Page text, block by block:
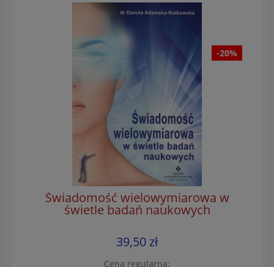
-20%
Świadomość wielowymiarowa w
świetle badań naukowych
39,50 zł
Cena regularna: